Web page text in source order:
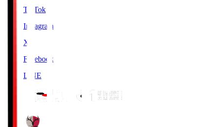
TikTok
Instagram
X
Facebook
LINE